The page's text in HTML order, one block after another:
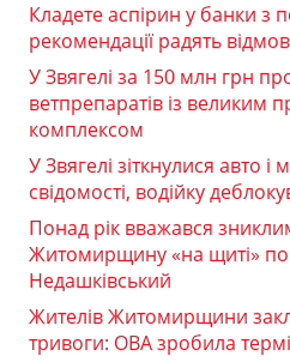
Кладете аспірин у банки з
рекомендації радять
У Звягелі за 150 млн грн
ветпрепаратів із великим
комплексом
У Звягелі зіткнулися авто
свідомості, водійку
Понад рік вважався
Житомирщину «на щиті»
Недашківський
Жителів Житомирщини
тривоги: ОВА зробила